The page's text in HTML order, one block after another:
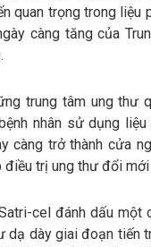
quan trọng trong liệu
càng tăng của
trung tâm ung thư
nhân sử dụng
càng trở thành cửa
điều trị ung thư đổi
cel đánh dấu
dạ dày giai đoạn tiến